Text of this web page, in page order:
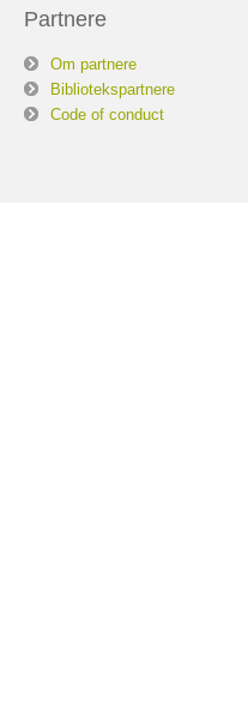
Partnere
Om partnere
Bibliotekspartnere
Code of conduct